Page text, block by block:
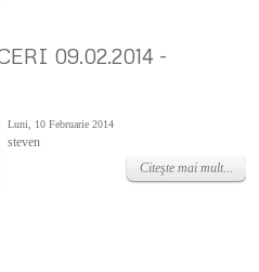
09.02.2014 -
Luni, 10 Februarie 2014
steven
Citeşte mai mult...